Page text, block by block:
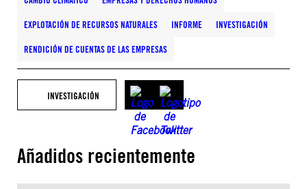
EXPLOTACIÓN DE RECURSOS NATURALES INFORME INVESTIGACIÓN
RENDICIÓN DE CUENTAS DE LAS EMPRESAS
INVESTIGACIÓN
Añadidos recientemente